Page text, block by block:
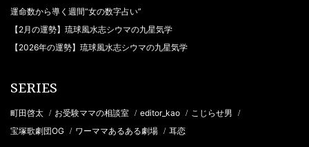
運命数から導く週間“女の数字占い”
【2月の運勢】琉球風水志シウマの九星気学
【2026年の運勢】琉球風水志シウマの九星気学
SERIES
町田啓太 / お受験ママの相談室 / editor_kao / こじらせ男 /
宝塚歌劇団OG / ワーママあるある劇場 / 耳恋